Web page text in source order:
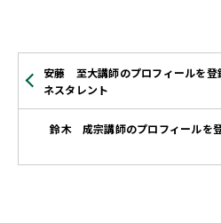
安藤 至大講師のプロフィールを登
ネスタレント
鈴木 成宗講師のプロフィールを